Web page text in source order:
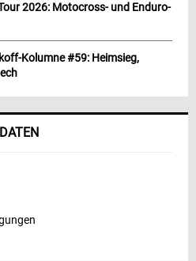
2026: Motocross- und Enduro-
Kolumne #59: Heimsieg,
DATEN